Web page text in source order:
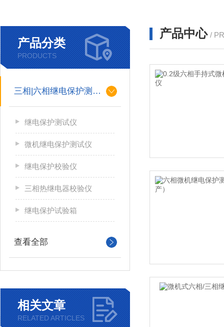
产品分类
PRODUCTS
三相|六相继电保护测试仪
继电保护测试仪
微机继电保护测试仪
继电保护校验仪
三相热继电器校验仪
继电保护试验箱
查看全部
相关文章
RELATED ARTICLES
产品中心 /